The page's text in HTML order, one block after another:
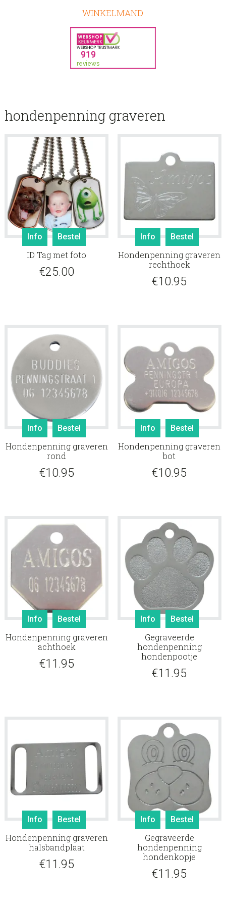
WINKELMAND
hondenpenning graveren
Info Bestel
ID Tag met foto
€25.00
Info Bestel
Hondenpenning graveren
rechthoek
€10.95
Info Bestel
Hondenpenning graveren
rond
€10.95
Info Bestel
Hondenpenning graveren
bot
€10.95
Info Bestel
Hondenpenning graveren
achthoek
€11.95
Info Bestel
Gegraveerde
hondenpenning
hondenpootje
€11.95
Info Bestel
Hondenpenning graveren
halsbandplaat
€11.95
Info Bestel
Gegraveerde
hondenpenning
hondenkopje
€11.95